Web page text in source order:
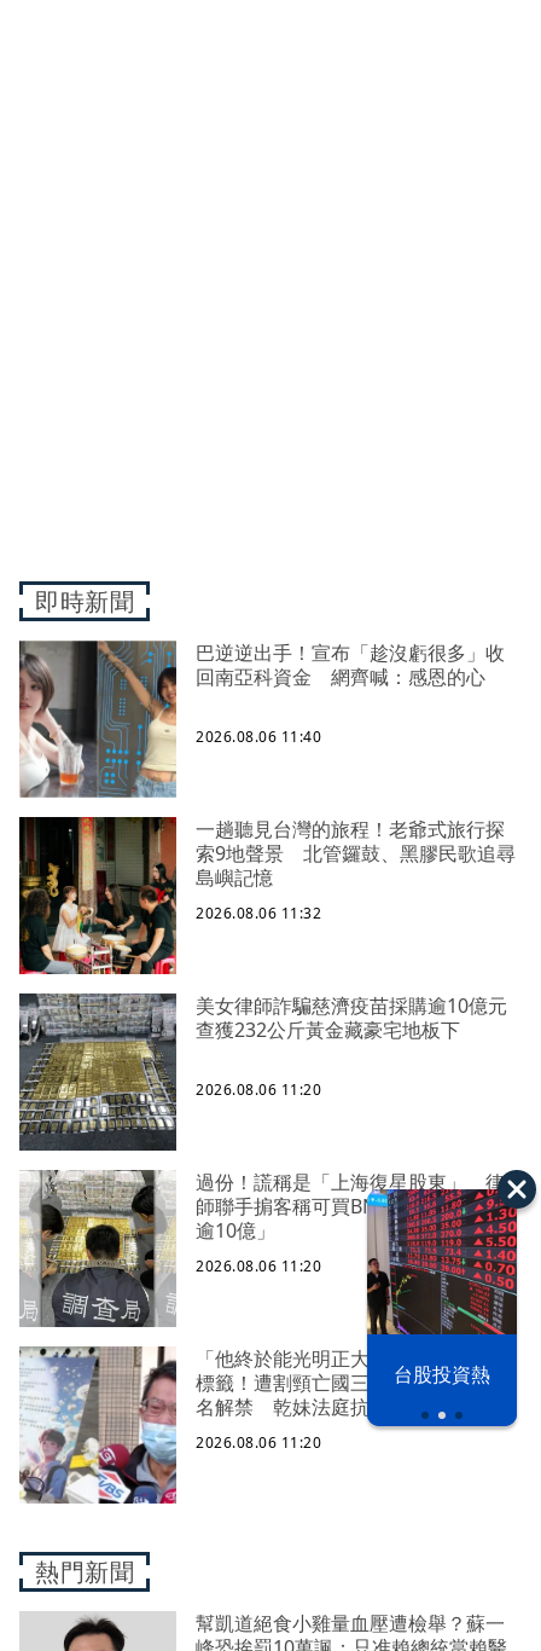
以色列 穹頂
之下
台股投資熱
即時新聞
巴逆逆出手！宣布「趁沒虧很多」收
回南亞科資金 網齊喊：感恩的心
2026.08.06 11:40
一趟聽見台灣的旅程！老爺式旅行探
索9地聲景 北管鑼鼓、黑膠民歌追尋
島嶼記憶
2026.08.06 11:32
美女律師詐騙慈濟疫苗採購逾10億元
查獲232公斤黃金藏豪宅地板下
2026.08.06 11:20
過份！謊稱是「上海復星股東」 律
師聯手掮客稱可買BNT疫苗「詐慈濟
逾10億」
2026.08.06 11:20
「他終於能光明正大存在了...」撕匿名
標籤！遭割頸亡國三生「楊承勳」真
名解禁 乾妹法庭抗辯引眾怒
2026.08.06 11:20
熱門新聞
幫凱道絕食小雞量血壓遭檢舉？蘇一